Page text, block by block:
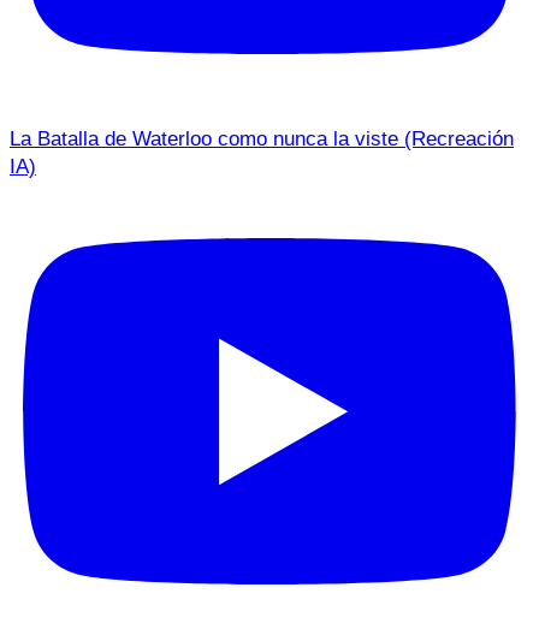
La Batalla de Waterloo como nunca la viste (Recreación
IA)